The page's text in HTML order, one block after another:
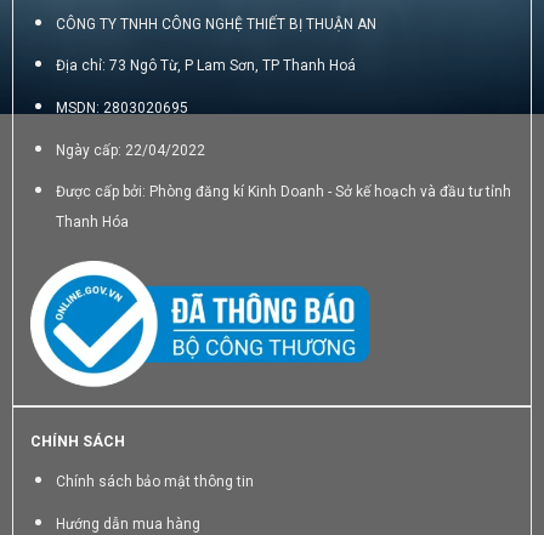
CÔNG TY TNHH CÔNG NGHỆ THIẾT BỊ THUẬN AN
Địa chỉ: 73 Ngô Từ, P Lam Sơn, TP Thanh Hoá
MSDN: 2803020695
Ngày cấp: 22/04/2022
Được cấp bởi: Phòng đăng kí Kinh Doanh - Sở kế hoạch và đầu tư tỉnh
Thanh Hóa
CHÍNH SÁCH
Chính sách bảo mật thông tin
Hướng dẫn mua hàng